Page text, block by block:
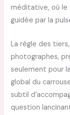
méditative, où le
guidée par la
La règle des
photographes,
seulement pour
global du
subtil
question